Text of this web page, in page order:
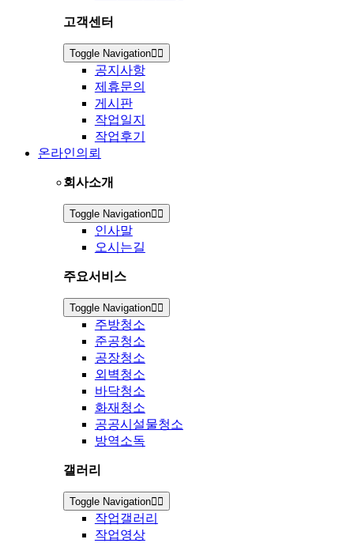
고객센터
Toggle Navigation
공지사항
제휴문의
게시판
작업일지
작업후기
온라인의뢰
회사소개
Toggle Navigation
인사말
오시는길
주요서비스
Toggle Navigation
주방청소
준공청소
공장청소
외벽청소
바닥청소
화재청소
공공시설물청소
방역소독
갤러리
Toggle Navigation
작업갤러리
작업영상